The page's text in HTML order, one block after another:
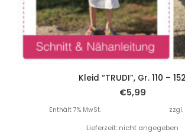
Kleid “TRUDI”, Gr. 110 – 152
€5,99
Enthält 7% MwSt. zzgl.
Lieferzeit: nicht angegeben